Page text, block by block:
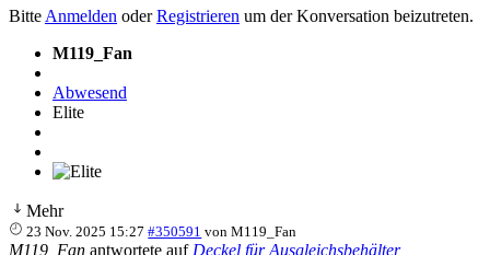
Bitte Anmelden oderRegistrieren um der Konversation beizutreten.
M119_Fan
Abwesend
Elite
Mehr
23 Nov. 2025 15:27 #350591 vonM119_Fan
M119_Fan antwortete auf Deckel für Ausgleichsbehälter